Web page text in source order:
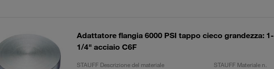
Adattatore flangia 6000 PSI tappo cieco grandezza: 1-
1/4" acciaio C6F
STAUFF Descrizione del materiale STAUFF Materiale n.